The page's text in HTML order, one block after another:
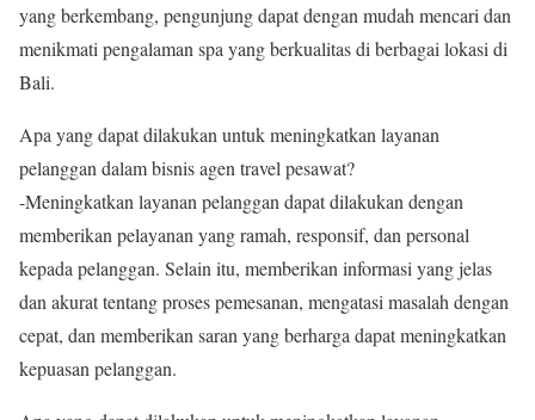
yang berkembang, pengunjung dapat dengan mudah mencari dan
menikmati pengalaman spa yang berkualitas di berbagai lokasi di
Bali.
Apa yang dapat dilakukan untuk meningkatkan layanan
pelanggan dalam bisnis agen travel pesawat?
-Meningkatkan layanan pelanggan dapat dilakukan dengan
memberikan pelayanan yang ramah, responsif, dan personal
kepada pelanggan. Selain itu, memberikan informasi yang jelas
dan akurat tentang proses pemesanan, mengatasi masalah dengan
cepat, dan memberikan saran yang berharga dapat meningkatkan
kepuasan pelanggan.